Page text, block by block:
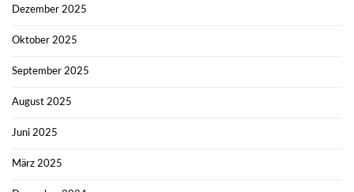
Dezember 2025
Oktober 2025
September 2025
August 2025
Juni 2025
März 2025